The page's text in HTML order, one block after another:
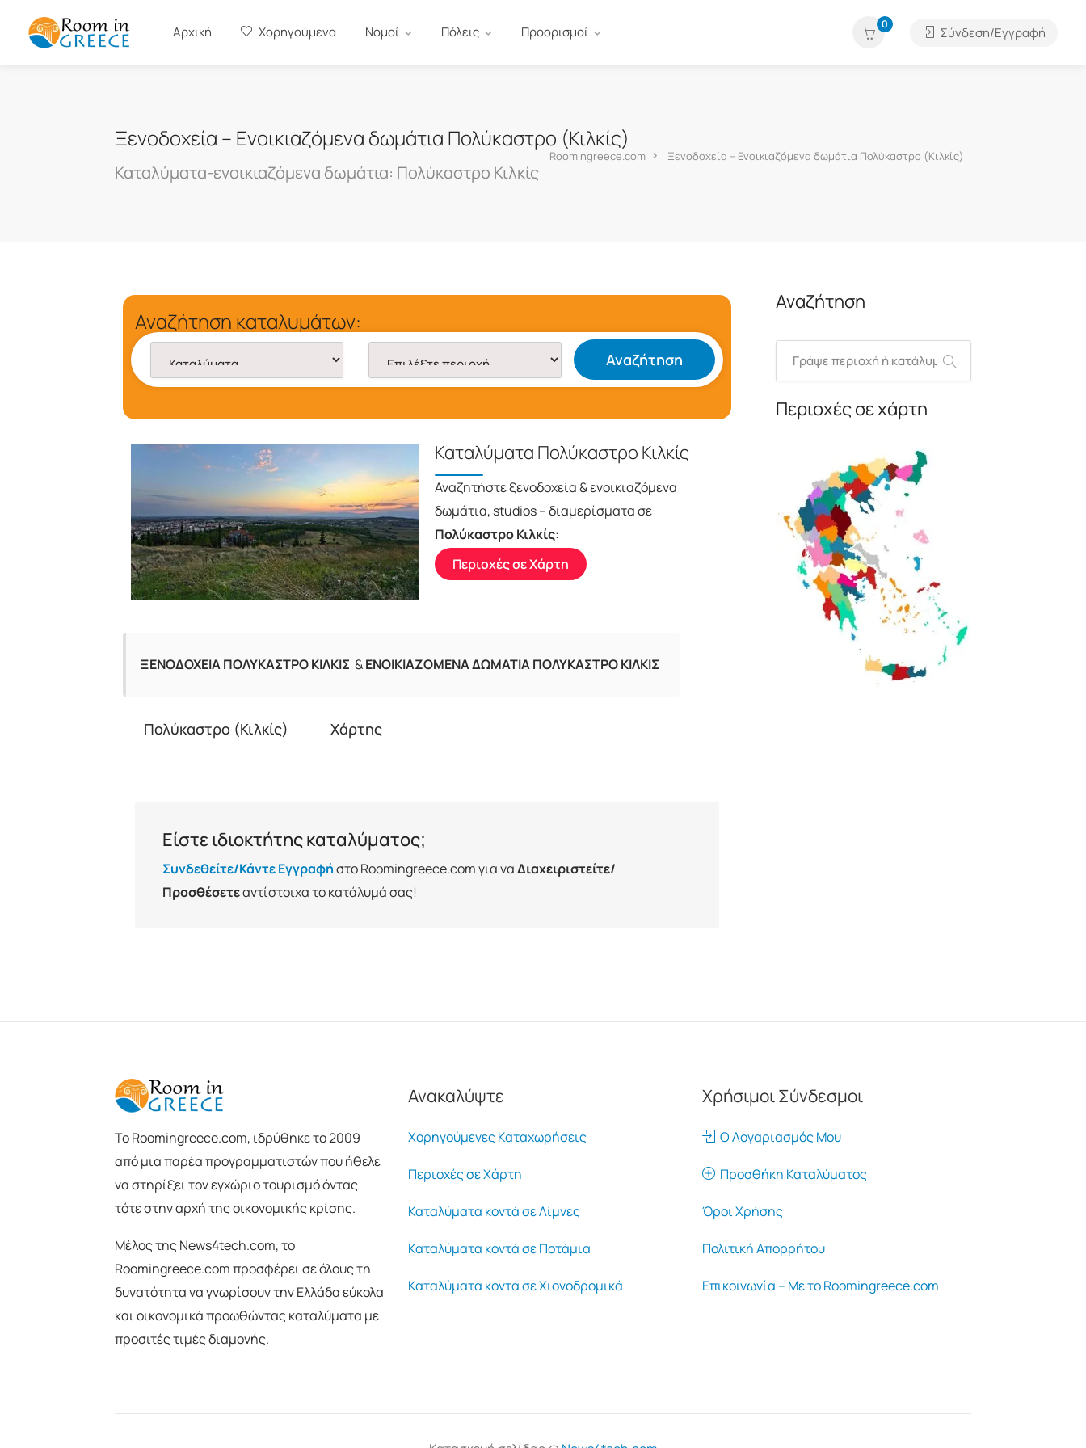
Αρχική Χορηγούμενα Νομοί Πόλεις Προορισμοί 0
Σύνδεση/Εγγραφή
Ξενοδοχεία – Ενοικιαζόμενα δωμάτια Πολύκαστρο (Κιλκίς)
Καταλύματα-ενοικιαζόμενα δωμάτια: Πολύκαστρο Κιλκίς
Roomingreece.com Ξενοδοχεία – Ενοικιαζόμενα δωμάτια Πολύκαστρο (Κιλκίς)
Αναζήτηση καταλυμάτων:
Αναζήτηση
Καταλύματα Πολύκαστρο Κιλκίς
Αναζητήστε ξενοδοχεία & ενοικιαζόμενα
δωμάτια, studios – διαμερίσματα σε
Πολύκαστρο Κιλκίς:
Περιοχές σε Χάρτη
ΞΕΝΟΔΟΧΕΙΑ ΠΟΛΥΚΑΣΤΡΟ ΚΙΛΚΙΣ &ΕΝΟΙΚΙΑΖΟΜΕΝΑ ΔΩΜΑΤΙΑ ΠΟΛΥΚΑΣΤΡΟ ΚΙΛΚΙΣ
Πολύκαστρο (Κιλκίς) Χάρτης
Είστε ιδιοκτήτης καταλύματος;
Συνδεθείτε/Κάντε Εγγραφήστο Roomingreece.com για ναΔιαχειριστείτε/
Προσθέσετεαντίστοιχα το κατάλυμά σας!
Αναζήτηση
Περιοχές σε χάρτη
To Roomingreece.com, ιδρύθηκε το 2009
από μια παρέα προγραμματιστών που ήθελε
να στηρίξει τον εγχώριο τουρισμό όντας
τότε στην αρχή της οικονομικής κρίσης.
Μέλος της News4tech.com, το
Roomingreece.com προσφέρει σε όλους τη
δυνατότητα να γνωρίσουν την Ελλάδα εύκολα
και οικονομικά προωθώντας καταλύματα με
προσιτές τιμές διαμονής.
Ανακαλύψτε
Χορηγούμενες Καταχωρήσεις
Περιοχές σε Χάρτη
Καταλύματα κοντά σε Λίμνες
Καταλύματα κοντά σε Ποτάμια
Καταλύματα κοντά σε Χιονοδρομικά
Χρήσιμοι Σύνδεσμοι
Ο Λογαριασμός Μου
Προσθήκη Καταλύματος
Όροι Χρήσης
Πολιτική Απορρήτου
Επικοινωνία – Με το Roomingreece.com